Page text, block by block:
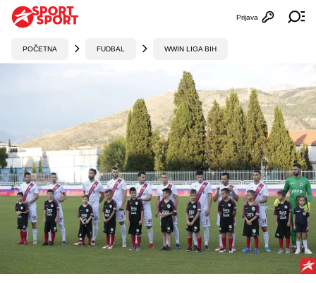
Otvori
Prijava
POČETNA FUDBAL WWIN LIGA BIH